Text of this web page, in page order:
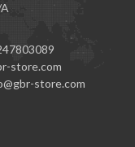
store.com
store.com